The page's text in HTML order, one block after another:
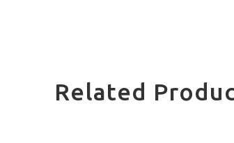
Related